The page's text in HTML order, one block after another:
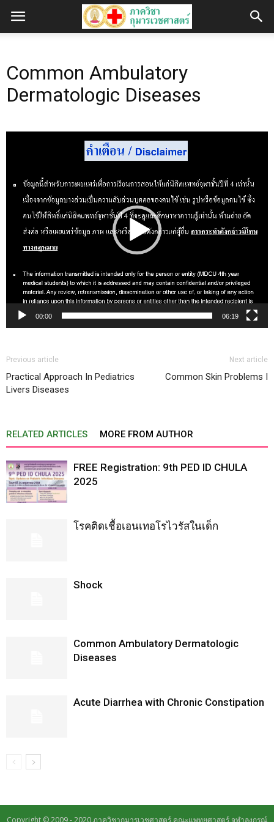
Common Ambulatory
Dermatologic Diseases
00:00 06:19
Previous article
Practical Approach In Pediatrics
Livers Diseases
Next article
Common Skin Problems I
RELATED ARTICLES MORE FROM AUTHOR
FREE Registration: 9th PED ID CHULA
2025
โรคติดเชื้อเอนเทอโรไวรัสในเด็ก
Shock
Common Ambulatory Dermatologic
Diseases
Acute Diarrhea with Chronic Constipation
Copyright © 2009 - 2020 ภาควิชากุมารเวชศาสตร์ คณะแพทยศาสตร์ จุฬาลงกรณ์